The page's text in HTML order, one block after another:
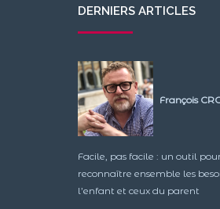
DERNIERS ARTICLES
François
Facile, pas facile : un outil
reconnaître ensemble les
l’enfant et ceux du parent